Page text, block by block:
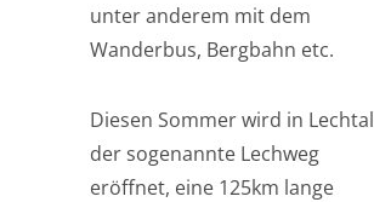
unter anderem mit dem
Wanderbus, Bergbahn etc.
Diesen Sommer wird in Lechtal
der sogenannte Lechweg
eröffnet, eine 125km lange